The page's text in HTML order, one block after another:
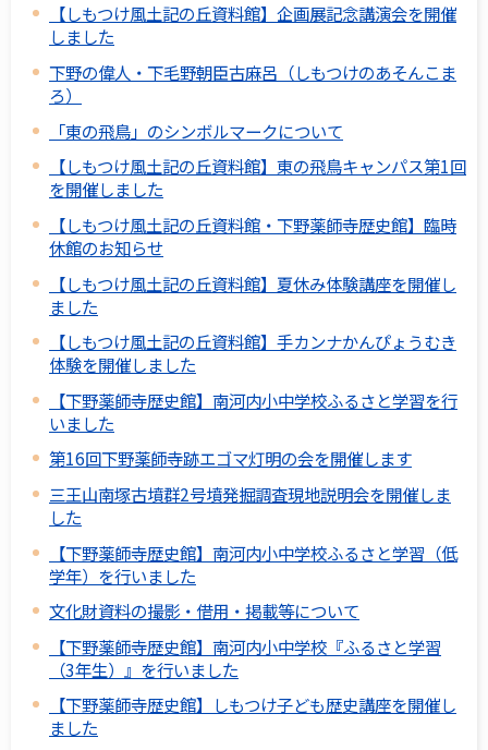
【しもつけ風土記の丘資料館】企画展記念講演会を開催
しました
下野の偉人・下毛野朝臣古麻呂（しもつけのあそんこま
ろ）
「東の飛鳥」のシンボルマークについて
【しもつけ風土記の丘資料館】東の飛鳥キャンパス第1回
を開催しました
【しもつけ風土記の丘資料館・下野薬師寺歴史館】臨時
休館のお知らせ
【しもつけ風土記の丘資料館】夏休み体験講座を開催し
ました
【しもつけ風土記の丘資料館】手カンナかんぴょうむき
体験を開催しました
【下野薬師寺歴史館】南河内小中学校ふるさと学習を行
いました
第16回下野薬師寺跡エゴマ灯明の会を開催します
三王山南塚古墳群2号墳発掘調査現地説明会を開催しま
した
【下野薬師寺歴史館】南河内小中学校ふるさと学習（低
学年）を行いました
文化財資料の撮影・借用・掲載等について
【下野薬師寺歴史館】南河内小中学校『ふるさと学習
（3年生）』を行いました
【下野薬師寺歴史館】しもつけ子ども歴史講座を開催し
ました